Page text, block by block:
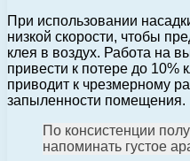
При использовании
низкой скорости, чтобы
клея в воздух. Работа на
привести к потере до 10%
приводит к чрезмерному
запыленности помещения.
По консистенции
напоминать густое